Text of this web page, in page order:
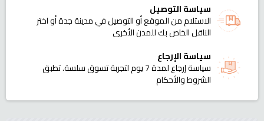
سياسة التوصيل
الاستلام من الموقع أو التوصيل في مدينة جدة أو اختر
الناقل الخاص بك للمدن الأخرى
سياسة الإرجاع
سياسة إرجاع لمدة 7 يوم لتجربة تسوق سلسة. تطبق
الشروط والأحكام